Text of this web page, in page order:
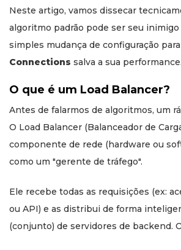
Neste artigo, vamos dissecar
algoritmo padrão pode ser seu inimigo
simples mudança de configuração para
Connections salva a sua performance.
O que é um Load Balancer?
Antes de falarmos de algoritmos, um
O Load Balancer (Balanceador de
componente de rede (hardware ou
como um "gerente de tráfego".
Ele recebe todas as requisições (ex:
ou API) e as distribui de forma
(conjunto) de servidores de backend.